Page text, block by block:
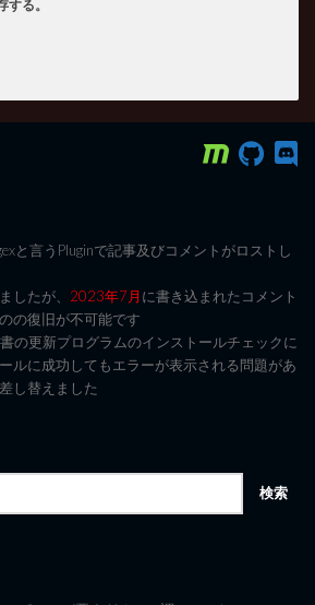
る。
と言うPluginで記事及びコメントがロストし
したが、 2023年7月に書き込まれたコメント
の復旧が不可能です
の更新プログラムのインストールチェックに
ルに成功してもエラーが表示される問題があ
し替えました